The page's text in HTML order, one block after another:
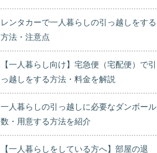
レンタカーで一人暮らしの引っ越しをする
方法・注意点
【一人暮らし向け】宅急便（宅配便）で引
っ越しをする方法・料金を解説
一人暮らしの引っ越しに必要なダンボール
数・用意する方法を紹介
【一人暮らしをしている方へ】部屋の退